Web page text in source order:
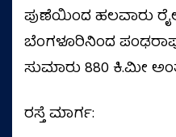
ಪುಣೆಯಿಂದ ಹಲವಾರು
ಬೆಂಗಳೂರಿನಿಂದ
ಸುಮಾರು 880 ಕಿ.ಮೀ
ರಸ್ತೆ ಮಾರ್ಗ: